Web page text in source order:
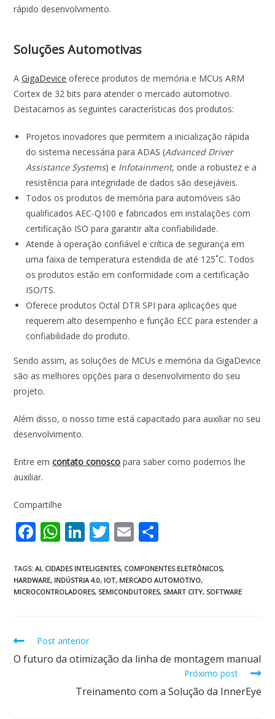
rápido desenvolvimento.
Soluções Automotivas
AGigaDevice oferece produtos de memória e MCUs ARM
Cortex de 32 bits para atender o mercado automotivo.
Destacamos as seguintes características dos produtos:
Projetos inovadores que permitem a inicialização rápida
do sistema necessária para ADAS (Advanced Driver
Assistance Systems) e Infotainment, onde a robustez e a
resistência para integridade de dados são desejáveis.
Todos os produtos de memória para automóveis são
qualificados AEC-Q100 e fabricados em instalações com
certificação ISO para garantir alta confiabilidade.
Atende à operação confiável e crítica de segurança em
uma faixa de temperatura estendida de até 125˚C. Todos
os produtos estão em conformidade com a certificação
ISO/TS.
Oferece produtos Octal DTR SPI para aplicações que
requerem alto desempenho e função ECC para estender a
confiabilidade do produto.
Sendo assim, as soluções de MCUs e memória da GigaDevice
são as melhores opções para o desenvolvimento do seu
projeto.
Além disso, o nosso time está capacitado para auxiliar no seu
desenvolvimento.
Entre emcontato conosco para saber como podemos lhe
auxiliar.
Compartilhe
F
e
b
k
W
at
s
p
Li
k
e
T
itt
er
E
ai
l
ar
e
TAGS:AI, CIDADES INTELIGENTES, COMPONENTES ELETRÔNICOS,
HARDWARE, INDÚSTRIA 4.0, IOT, MERCADO AUTOMOTIVO,
MICROCONTROLADORES, SEMICONDUTORES, SMART CITY, SOFTWARE
Post anterior
O futuro da otimização da linha de montagem manual
Próximo post
Treinamento com a Solução da InnerEye